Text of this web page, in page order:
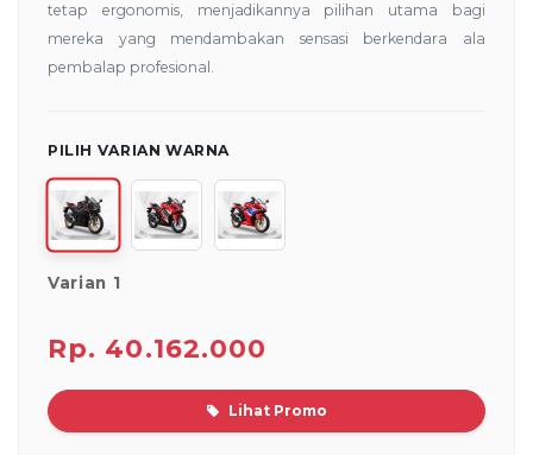
tetap ergonomis, menjadikannya pilihan utama bagi
mereka yang mendambakan sensasi berkendara ala
pembalap profesional.
PILIH VARIAN WARNA
Varian 1
Rp. 40.162.000
Lihat Promo